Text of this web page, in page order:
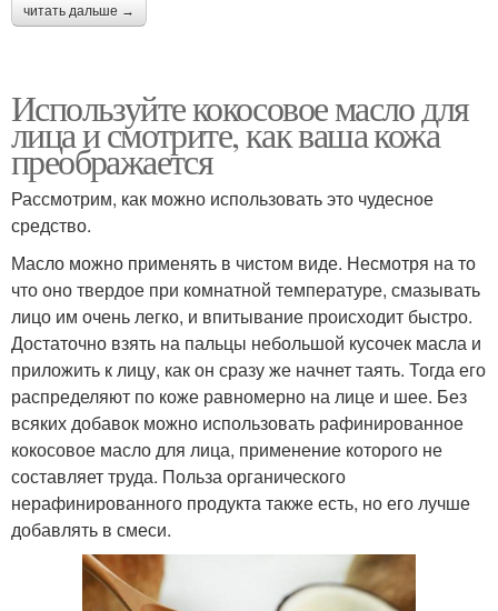
читать дальше →
Используйте кокосовое масло для
лица и смотрите, как ваша кожа
преображается
Рассмотрим, как можно использовать это чудесное
средство.
Масло можно применять в чистом виде. Несмотря на то
что оно твердое при комнатной температуре, смазывать
лицо им очень легко, и впитывание происходит быстро.
Достаточно взять на пальцы небольшой кусочек масла и
приложить к лицу, как он сразу же начнет таять. Тогда его
распределяют по коже равномерно на лице и шее. Без
всяких добавок можно использовать рафинированное
кокосовое масло для лица, применение которого не
составляет труда. Польза органического
нерафинированного продукта также есть, но его лучше
добавлять в смеси.